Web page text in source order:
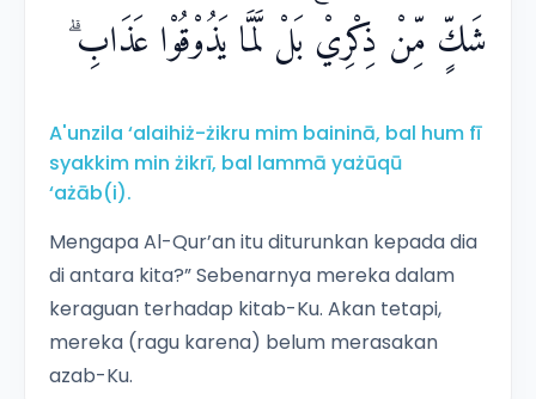
شَكٍّ مِّنْ ذِكْرِيْۚ بَلْ لَّمَّا يَذُوْقُوْا عَذَابِ ۗ
A'unzila ‘alaihiż-żikru mim baininā, bal hum fī
syakkim min żikrī, bal lammā yażūqū
‘ażāb(i).
Mengapa Al-Qur’an itu diturunkan kepada dia
di antara kita?” Sebenarnya mereka dalam
keraguan terhadap kitab-Ku. Akan tetapi,
mereka (ragu karena) belum merasakan
azab-Ku.